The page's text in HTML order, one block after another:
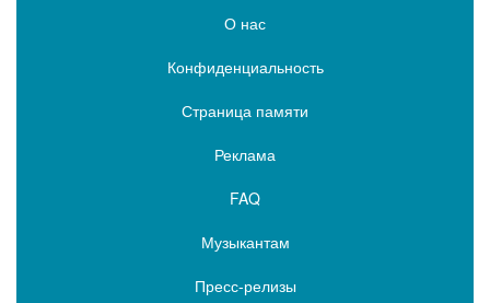
О нас
Конфиденциальность
Страница памяти
Реклама
FAQ
Музыкантам
Пресс-релизы